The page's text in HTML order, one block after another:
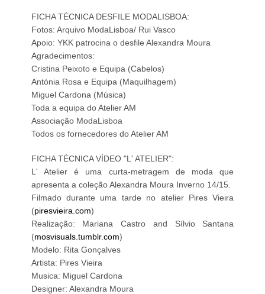
FICHA TÉCNICA DESFILE MODALISBOA:
Fotos: Arquivo ModaLisboa/ Rui Vasco
Apoio: YKK patrocina o desfile Alexandra Moura
Agradecimentos:
Cristina Peixoto e Equipa (Cabelos)
Antónia Rosa e Equipa (Maquilhagem)
Miguel Cardona (Música)
Toda a equipa do Atelier AM
Associação ModaLisboa
Todos os fornecedores do Atelier AM
FICHA TÉCNICA VÍDEO "L' ATELIER":
L' Atelier é uma curta-metragem de moda que
apresenta a coleção Alexandra Moura Inverno 14/15.
Filmado durante uma tarde no atelier Pires Vieira
(piresvieira.com)
Realização: Mariana Castro and Sílvio Santana
(mosvisuals.tumblr.com)
Modelo: Rita Gonçalves
Artista: Pires Vieira
Musica: Miguel Cardona
Designer: Alexandra Moura